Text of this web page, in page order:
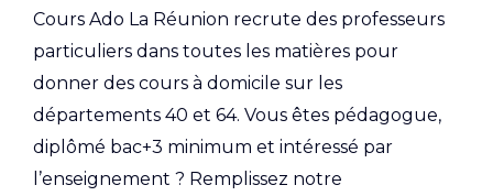
Cours Ado La Réunion recrute des professeurs
particuliers dans toutes les matières pour
donner des cours à domicile sur les
départements 40 et 64. Vous êtes pédagogue,
diplômé bac+3 minimum et intéressé par
l’enseignement ? Remplissez notre